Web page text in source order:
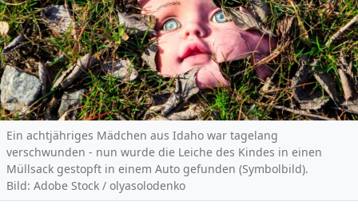
Ein achtjähriges Mädchen aus Idaho war tagelang
verschwunden - nun wurde die Leiche des Kindes in einen
Müllsack gestopft in einem Auto gefunden (Symbolbild).
Bild: Adobe Stock / olyasolodenko